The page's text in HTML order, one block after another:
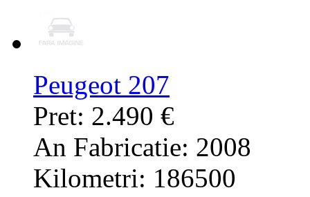
Peugeot 207
Pret: 2.490 €
An Fabricatie: 2008
Kilometri: 186500